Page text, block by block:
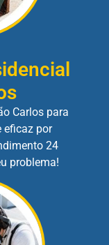
Carlos para
eficaz por
24
problema!